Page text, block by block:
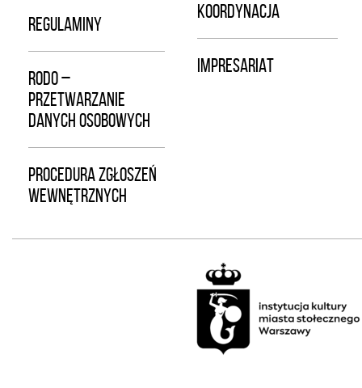
REGULAMINY
RODO –
PRZETWARZANIE
DANYCH OSOBOWYCH
PROCEDURA ZGŁOSZEŃ
WEWNĘTRZNYCH
KOORDYNACJA
IMPRESARIAT